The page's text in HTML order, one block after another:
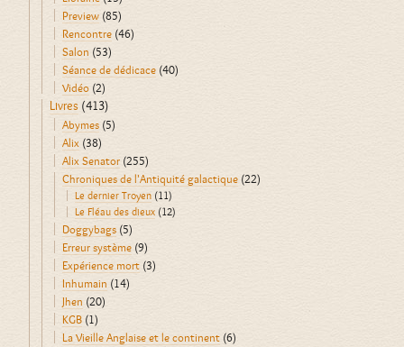
Preview (85)
Rencontre (46)
Salon (53)
Séance de dédicace (40)
Vidéo (2)
Livres (413)
Abymes (5)
Alix (38)
Alix Senator (255)
Chroniques de l'Antiquité galactique (22)
Le dernier Troyen (11)
Le Fléau des dieux (12)
Doggybags (5)
Erreur système (9)
Expérience mort (3)
Inhumain (14)
Jhen (20)
KGB (1)
La Vieille Anglaise et le continent (6)